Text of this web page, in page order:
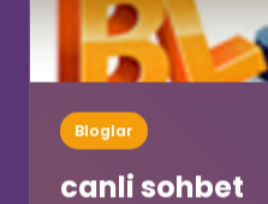
Bloglar
canli sohbet